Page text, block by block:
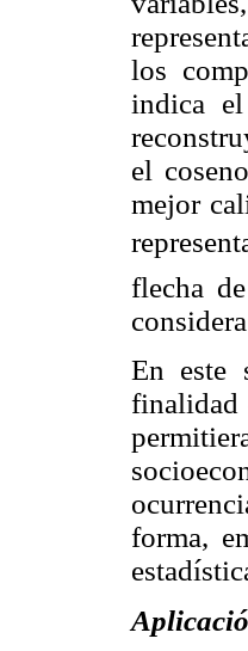
los
indica
el
mejor
flecha
En este
finalidad
forma,